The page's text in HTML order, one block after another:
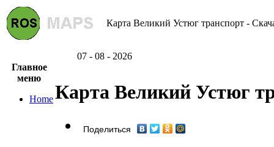
Карта Великий Устюг транспорт -
07 - 08 - 2026
Главное
меню
HomeКарта Великий Устюг
Поделиться